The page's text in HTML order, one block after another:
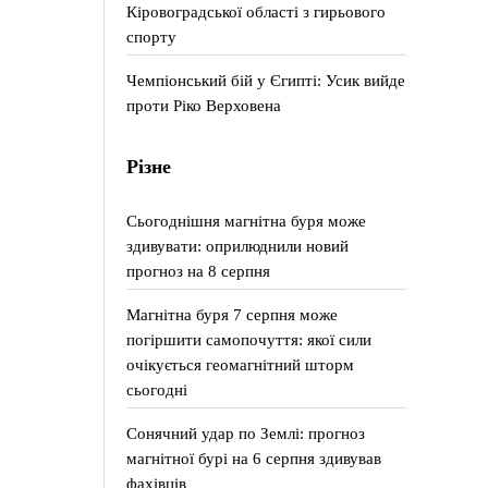
Кіровоградської області з гирьового
спорту
Чемпіонський бій у Єгипті: Усик вийде
проти Ріко Верховена
Різне
Сьогоднішня магнітна буря може
здивувати: оприлюднили новий
прогноз на 8 серпня
Магнітна буря 7 серпня може
погіршити самопочуття: якої сили
очікується геомагнітний шторм
сьогодні
Сонячний удар по Землі: прогноз
магнітної бурі на 6 серпня здивував
фахівців